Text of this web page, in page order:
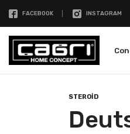
FACEBOOK INSTAGRAM
STEROID